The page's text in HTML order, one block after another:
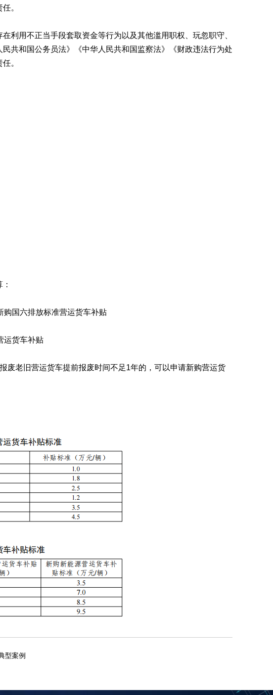
。
利用不正当手段套取资金等行为以及其他滥用职权、玩忽职守、
共和国公务员法》《中华人民共和国监察法》《财政违法行为处
。
购国六排放标准营运货车补贴
运货车补贴
废老旧营运货车提前报废时间不足1年的，可以申请新购营运货
型案例